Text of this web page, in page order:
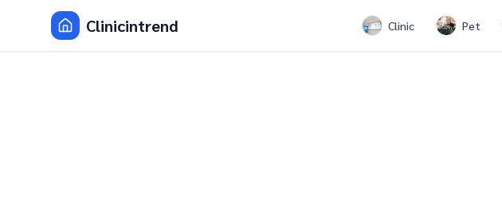
Clinicintrend Clinic Pet